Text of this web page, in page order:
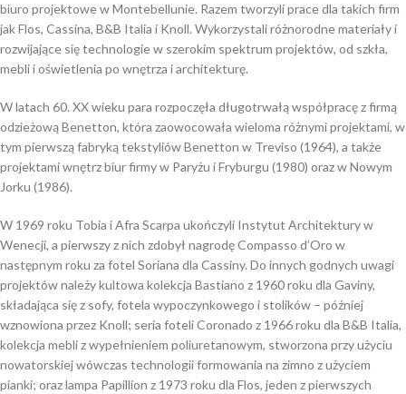
biuro projektowe w Montebellunie. Razem tworzyli prace dla takich firm
jak Flos, Cassina, B&B Italia i Knoll. Wykorzystali różnorodne materiały i
rozwijające się technologie w szerokim spektrum projektów, od szkła,
mebli i oświetlenia po wnętrza i architekturę.
W latach 60. XX wieku para rozpoczęła długotrwałą współpracę z firmą
odzieżową Benetton, która zaowocowała wieloma różnymi projektami, w
tym pierwszą fabryką tekstyliów Benetton w Treviso (1964), a także
projektami wnętrz biur firmy w Paryżu i Fryburgu (1980) oraz w Nowym
Jorku (1986).
W 1969 roku Tobia i Afra Scarpa ukończyli Instytut Architektury w
Wenecji, a pierwszy z nich zdobył nagrodę Compasso d’Oro w
następnym roku za fotel Soriana dla Cassiny. Do innych godnych uwagi
projektów należy kultowa kolekcja Bastiano z 1960 roku dla Gaviny,
składająca się z sofy, fotela wypoczynkowego i stolików – później
wznowiona przez Knoll; seria foteli Coronado z 1966 roku dla B&B Italia,
kolekcja mebli z wypełnieniem poliuretanowym, stworzona przy użyciu
nowatorskiej wówczas technologii formowania na zimno z użyciem
pianki; oraz lampa Papillion z 1973 roku dla Flos, jeden z pierwszych